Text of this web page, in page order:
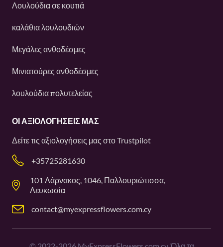
Λουλούδια σε κουτιά
καλάθια λουλουδιών
Μεγάλες ανθοδέσμες
Μινιατούρες ανθοδέσμες
λουλούδια πολυτελείας
ΟΙ ΑΞΙΟΛΟΓΉΣΕΙΣ ΜΑΣ
Δείτε τις αξιολογήσεις μας στοTrustpilot
+35725281630
101 Λάρνακος, 1046, Παλλουριώτισσα,
Λευκωσία
contact@myexpressflowers.com.cy